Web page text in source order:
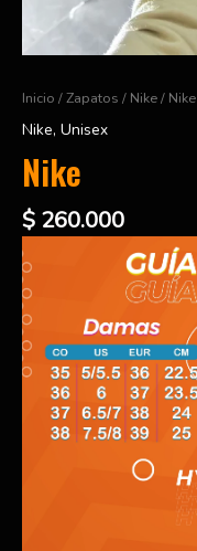
Inicio /Zapatos / Nike/ Nike
Nike, Unisex
Nike
$ 260.000